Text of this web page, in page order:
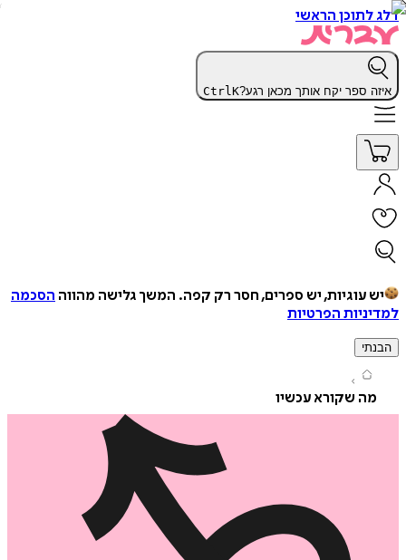
הראשי
ספר יקח אותך מכאן רגע? Ctrl K
עוגיות, יש ספרים, חסר רק קפה. המשך גלישה מהווההסכמה
הפרטיות
שקורא עכשיו